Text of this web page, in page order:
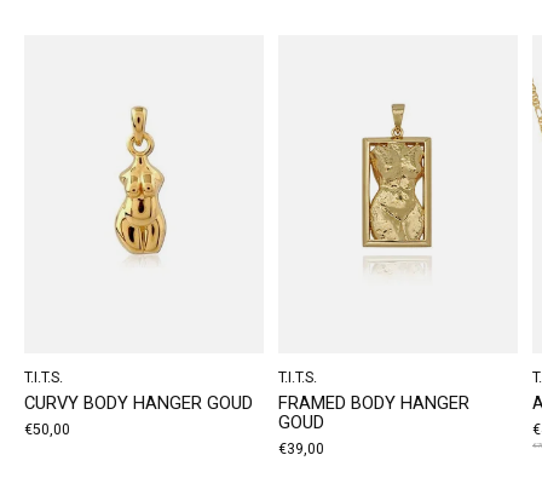
T.I.T.S.
CURVY BODY HANGER GOUD
€50,00
T.I.T.S.
FRAMED BODY HANGER
GOUD
€39,00